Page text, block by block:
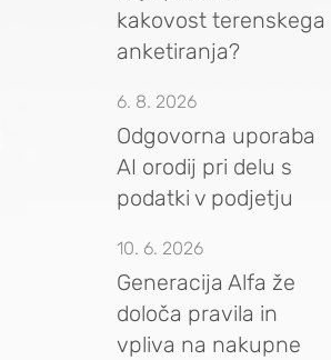
kakovost terenskega
anketiranja?
6. 8. 2026
Odgovorna uporaba
AI orodij pri delu s
podatki v podjetju
10. 6. 2026
Generacija Alfa že
določa pravila in
vpliva na nakupne